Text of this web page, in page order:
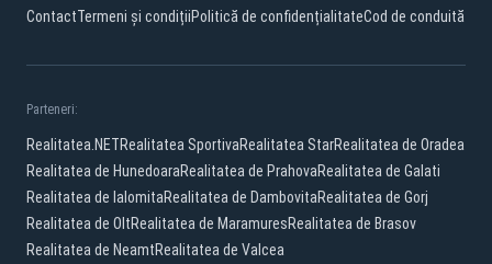
ContactTermeni și condițiiPolitică de confidențialitateCod de conduită
Parteneri:
Realitatea.NETRealitatea SportivaRealitatea StarRealitatea de Oradea
Realitatea de HunedoaraRealitatea de PrahovaRealitatea de Galati
Realitatea de IalomitaRealitatea de DambovitaRealitatea de Gorj
Realitatea de OltRealitatea de MaramuresRealitatea de Brasov
Realitatea de NeamtRealitatea de Valcea